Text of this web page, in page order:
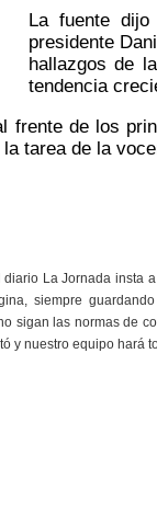
La fuente
presidente
hallazgos de
tendencia
frente de los
tarea de la
diario La Jornada insta
siempre
sigan las normas de
y nuestro equipo hará